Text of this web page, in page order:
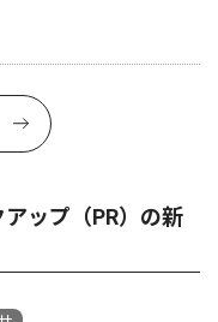
ップ（PR）の新